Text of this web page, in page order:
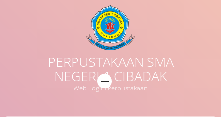
PERPUSTAKAAN SMA
NEGERI 1 CIBADAK
Web Log in Perpustakaan